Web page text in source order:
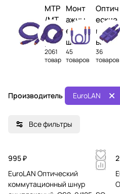
MTP
/MT
O
реш
ени
я
2061
товар
Монт
ажны
е
шнур
ы
(пигт
45
товаров
Оптич
еские
кабел
ьные
сборк
и
36
товаров
Производитель EuroLAN
Все фильтры
995 ₽
EuroLAN Оптический
коммутационный шнур